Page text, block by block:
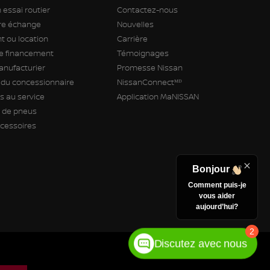
essai routier
échange
ou location
financement
concessionnaire
au service
pneus
Contactez-nous
Nouvelles
Carrière
Témoignages
Promesse Nissan
NissanConnectᴹᴰ
Application MaNISSAN
2
Bonjour
Comment puis-je
vous aider
aujourd’hui?
Discutez avec nous